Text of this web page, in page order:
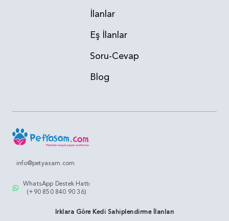
İlanlar
Eş İlanlar
Soru-Cevap
Blog
info@petyasam.com
WhatsApp Destek Hattı
(+90 850 840 90 36)
Irklara Göre Kedi Sahiplendirme İlanları